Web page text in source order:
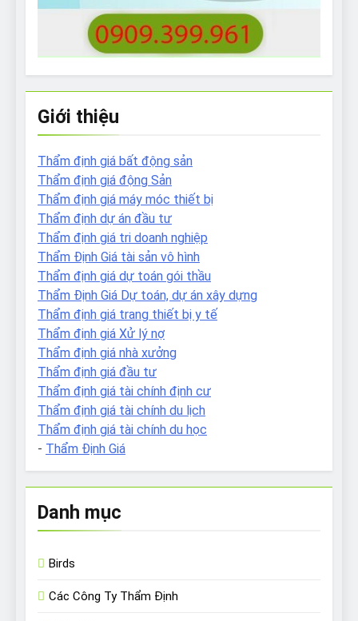
Giới thiệu
Thẩm định giá bất động sản
Thẩm định giá động Sản
Thẩm định giá máy móc thiết bị
Thẩm định dự án đầu tư
Thẩm định giá tri doanh nghiệp
Thẩm Định Giá tài sản vô hình
Thẩm định giá dự toán gói thầu
Thẩm Định Giá Dự toán, dự án xây dựng
Thẩm định giá trang thiết bị y tế
Thẩm định giá Xử lý nợ
Thẩm định giá nhà xưởng
Thẩm định giá đầu tư
Thẩm định giá tài chính định cư
Thẩm định giá tài chính du lịch
Thẩm định giá tài chính du học
- Thẩm Định Giá
Danh mục
Birds
Các Công Ty Thẩm Định